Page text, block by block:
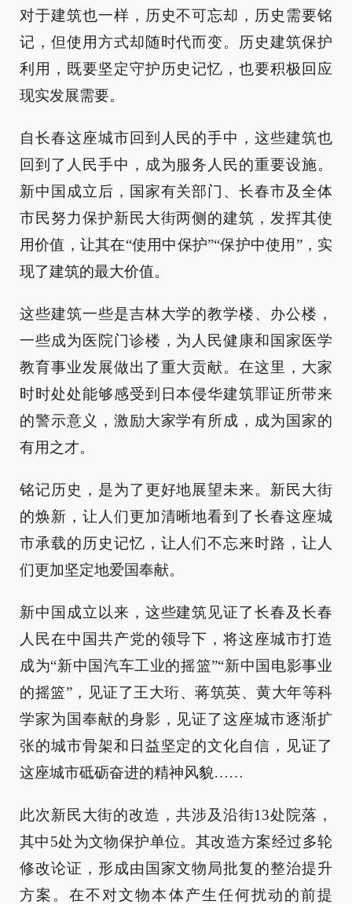
对于建筑也一样，历史不可忘却，历史需要铭
记，但使用方式却随时代而变。历史建筑保护
利用，既要坚定守护历史记忆，也要积极回应
现实发展需要。
自长春这座城市回到人民的手中，这些建筑也
回到了人民手中，成为服务人民的重要设施。
新中国成立后，国家有关部门、长春市及全体
市民努力保护新民大街两侧的建筑，发挥其使
用价值，让其在“使用中保护”“保护中使用”，实
现了建筑的最大价值。
这些建筑一些是吉林大学的教学楼、办公楼，
一些成为医院门诊楼，为人民健康和国家医学
教育事业发展做出了重大贡献。在这里，大家
时时处处能够感受到日本侵华建筑罪证所带来
的警示意义，激励大家学有所成，成为国家的
有用之才。
铭记历史，是为了更好地展望未来。新民大街
的焕新，让人们更加清晰地看到了长春这座城
市承载的历史记忆，让人们不忘来时路，让人
们更加坚定地爱国奉献。
新中国成立以来，这些建筑见证了长春及长春
人民在中国共产党的领导下，将这座城市打造
成为“新中国汽车工业的摇篮”“新中国电影事业
的摇篮”，见证了王大珩、蒋筑英、黄大年等科
学家为国奉献的身影，见证了这座城市逐渐扩
张的城市骨架和日益坚定的文化自信，见证了
这座城市砥砺奋进的精神风貌……
此次新民大街的改造，共涉及沿街13处院落，
其中5处为文物保护单位。其改造方案经过多轮
修改论证，形成由国家文物局批复的整治提升
方案。在不对文物本体产生任何扰动的前提